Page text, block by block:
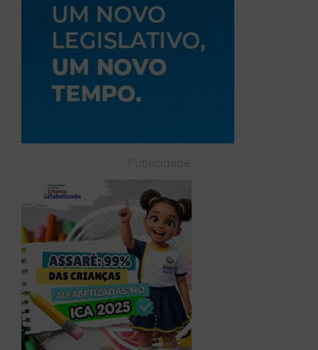
Publicidade